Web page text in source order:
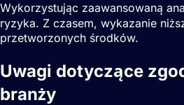
Wykorzystując zaawansowaną
ryzyka. Z czasem, wykazanie
przetworzonych środków.
Uwagi dotyczące
branży